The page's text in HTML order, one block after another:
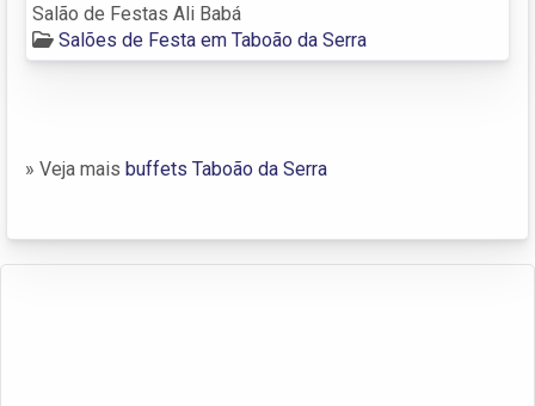
Salão de Festas Ali Babá
Salões de Festa em Taboão da Serra
» Veja mais buffets Taboão da Serra